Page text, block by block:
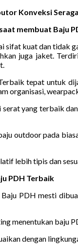
Konveksi
membuat Baju
sifat kuat dan tidak
juga jaket.
tepat untuk
organisasi,
yang terbaik
outdoor pada
lebih tipis dan
PDH Terbaik
PDH mesti
menentukan baju
dengan